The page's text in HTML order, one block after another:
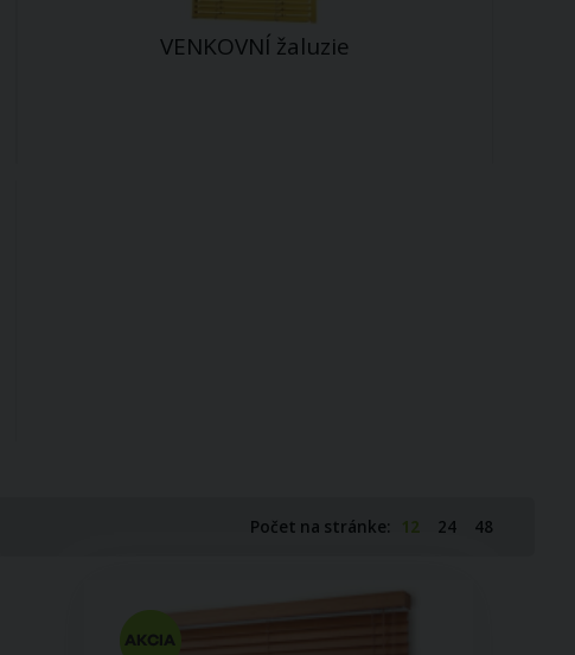
VENKOVNÍ žaluzie
Počet na stránke: 12 24 48